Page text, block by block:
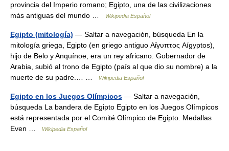
provincia del Imperio romano; Egipto, una de las civilizaciones
más antiguas del mundo …
Wikipedia Español
Egipto (mitología) — Saltar a navegación, búsqueda En la
mitología griega, Egipto (en griego antiguo Αἴγυπτος Aígyptos),
hijo de Belo y Anquínoe, era un rey africano. Gobernador de
Arabia, subió al trono de Egipto (país al que dio su nombre) a la
muerte de su padre.… …
Wikipedia Español
Egipto en los Juegos Olímpicos — Saltar a navegación,
búsqueda La bandera de Egipto Egipto en los Juegos Olímpicos
está representada por el Comité Olímpico de Egipto. Medallas
Even …
Wikipedia Español